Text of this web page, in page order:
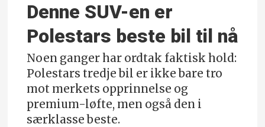
Denne SUV-en er
Polestars beste bil til nå
Noen ganger har ordtak faktisk hold:
Polestars tredje bil er ikke bare tro
mot merkets opprinnelse og
premium-løfte, men også den i
særklasse beste.